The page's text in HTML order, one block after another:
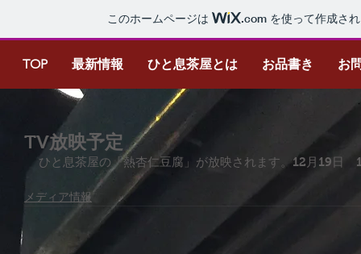
このホームページは .com を使って作成さ
TOP 最新情報 ひと息茶屋とは お品書き お
TV放映予定
ひと息茶屋の「熱杏仁豆腐」が放映されます。12月19日
メディア情報